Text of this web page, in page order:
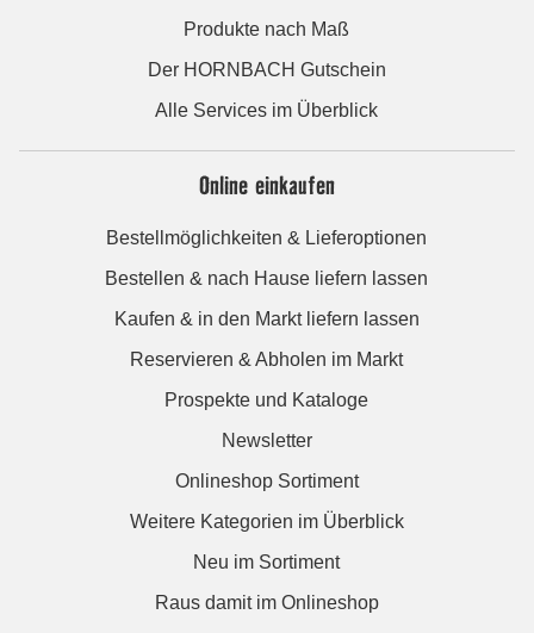
Produkte nach Maß
Der HORNBACH Gutschein
Alle Services im Überblick
Online einkaufen
Bestellmöglichkeiten & Lieferoptionen
Bestellen & nach Hause liefern lassen
Kaufen & in den Markt liefern lassen
Reservieren & Abholen im Markt
Prospekte und Kataloge
Newsletter
Onlineshop Sortiment
Weitere Kategorien im Überblick
Neu im Sortiment
Raus damit im Onlineshop